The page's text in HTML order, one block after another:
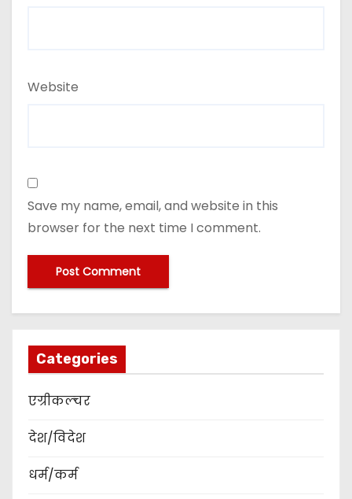
Website
Save my name, email, and website in this
browser for the next time I comment.
Categories
एग्रीकल्चर
देश/विदेश
धर्म/कर्म